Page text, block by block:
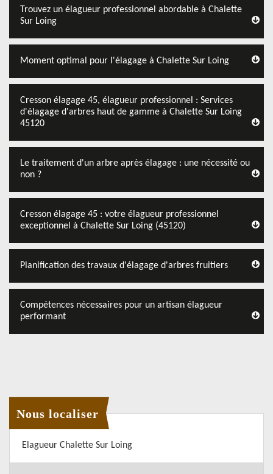
Trouvez un élagueur professionnel abordable à Chalette
Sur Loing
Moment optimal pour l'élagage à Chalette Sur Loing
Cresson élagage 45, élagueur professionnel : Services
d'élagage d'arbres haut de gamme à Chalette Sur Loing
45120
Le traitement d'un arbre après élagage : une nécessité ou
non ?
Cresson élagage 45 : votre élagueur professionnel
exceptionnel à Chalette Sur Loing (45120)
Planification des travaux d'élagage d'arbres fruitiers
Compétences nécessaires pour un artisan élagueur
performant
Nous localiser
Elagueur Chalette Sur Loing